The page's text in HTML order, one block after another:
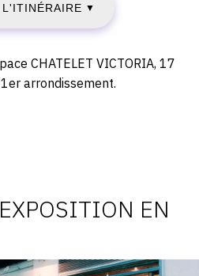
3
MAI
1999
JUIN
1999
▼
CHATELET VICTORIA, 17
arrondissement.
EN